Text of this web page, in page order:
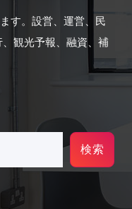
す。設営、運営、民
観光予報、融資、補
検索